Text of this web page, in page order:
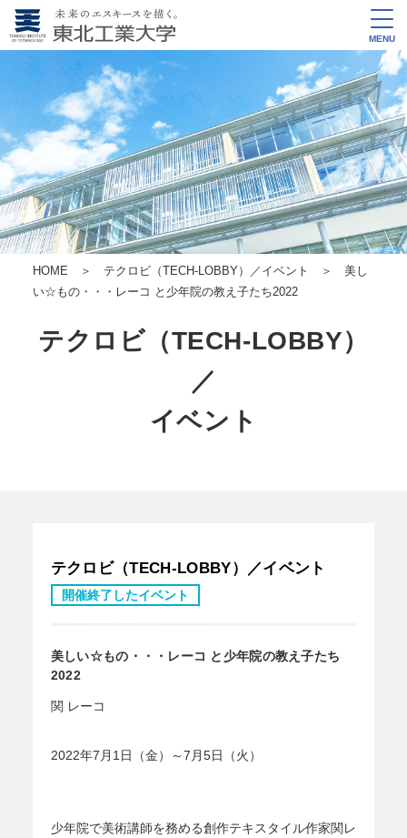
MENU
HOME ＞ テクロビ（TECH-LOBBY）／イベント ＞ 美し
い☆もの・・・レーコ と少年院の教え子たち2022
テクロビ（TECH-LOBBY）
／
イベント
テクロビ（TECH-LOBBY）／イベント
開催終了したイベント
美しい☆もの・・・レーコ と少年院の教え子たち
2022
関 レーコ
2022年7月1日（金）～7月5日（火）
少年院で美術講師を務める創作テキスタイル作家関レ